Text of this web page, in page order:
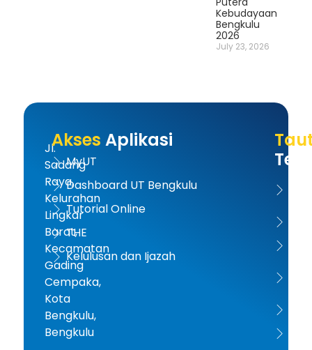
Kebudayaan
Bengkulu
2026
July 23, 2026
Jl.
Sadang
Raya,
Kelurahan
Lingkar
Barat,
Kecamatan
Gading
Cempaka,
Kota
Bengkulu,
Bengkulu
Akses Aplikasi
MyUT
Dashboard UT Bengkulu
Tutorial Online
THE
Kelulusan dan Ijazah